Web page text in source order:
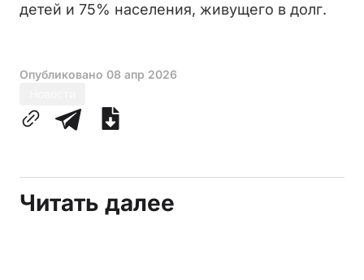
детей и 75% населения, живущего в долг.
Опубликовано 08 апр 2026
Читать далее